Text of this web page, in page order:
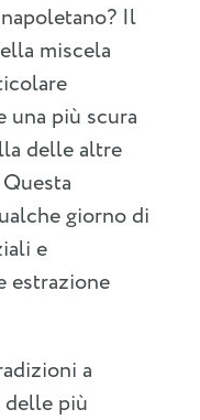
Il
miscela
una più scura
delle altre
giorno di
e
estrazione
a
delle più